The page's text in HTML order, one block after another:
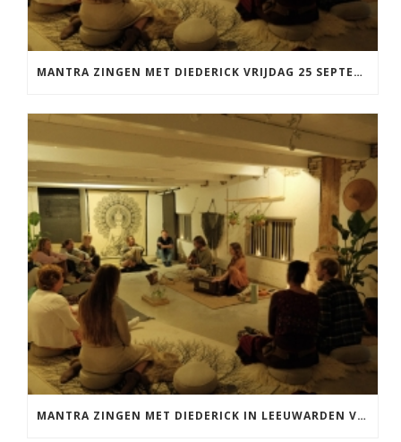
MANTRA ZINGEN MET DIEDERICK VRIJDAG 25 SEPTEMBER EN 20 NOVEMBER
MANTRA ZINGEN MET DIEDERICK IN LEEUWARDEN VRIJDAG 12 JUNI KIRTAN